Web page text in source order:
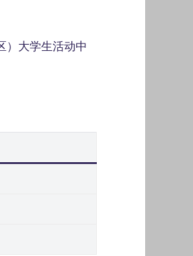
）大学生活动中